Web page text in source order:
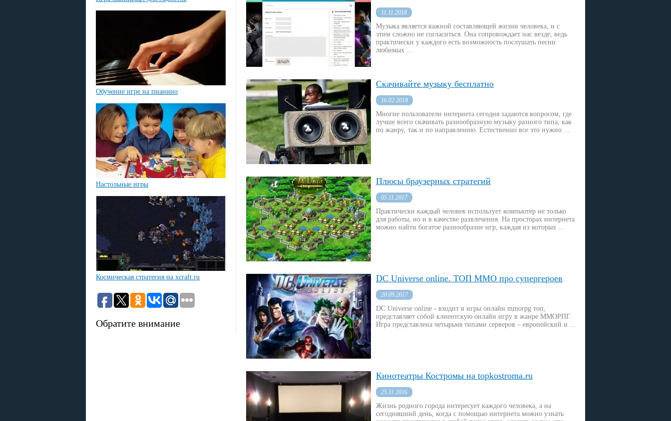
Обучение игре на пианино
Настольные игры
Космическая стратегия на xcraft.ru
Обратите внимание
11.11.2018
Музыка является важной составляющей жизни человека, и с
этим сложно не согласиться. Она сопровождает нас везде, ведь
практически у каждого есть возможность послушать песни
любимых ...
Скачивайте музыку бесплатно
16.02.2018
Многие пользователи интернета сегодня задаются вопросом, где
лучше всего скачивать разнообразную музыку разного типа, как
по жанру, так и по направлению. Естественно все это нужно ...
Плюсы браузерных стратегий
05.11.2017
Практически каждый человек использует компьютер не только
для работы, но и в качестве развлечения. На просторах интернета
можно найти богатое разнообразие игр, каждая из которых ...
DC Universe online. ТОП ММО про супергероев
20.09.2017
DC Universe online - входит в игры онлайн mmorpg топ,
представляет собой клиентскую онлайн игру в жанре ММОРПГ.
Игра представлена четырьмя типами серверов – европейский и ...
Кинотеатры Костромы на topkostroma.ru
25.11.2016
Жизнь родного города интересует каждого человека, а на
сегодняшний день, когда с помощью интернета можно узнать